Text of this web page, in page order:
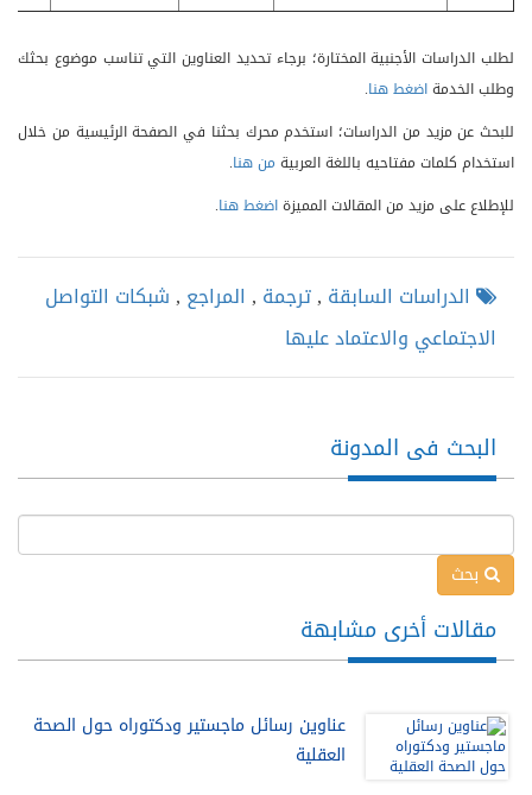
لطلب الدراسات الأجنبية المختارة؛ برجاء تحديد العناوين التي تناسب موضوع بحثك
وطلب الخدمةاضغط هنا.
للبحث عن مزيد من الدراسات؛ استخدم محرك بحثنا في الصفحة الرئيسية من خلال
استخدام كلمات مفتاحيه باللغة العربية من هنا.
للإطلاع على مزيد من المقالات المميزةاضغط هنا.
الدراسات السابقة ,ترجمة , المراجع ,شبكات التواصل
الاجتماعي والاعتماد عليها
البحث فى المدونة
بحث
مقالات أخرى مشابهة
عناوين رسائل ماجستير ودكتوراه حول الصحة
العقلية